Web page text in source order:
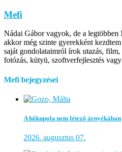
Mefi
Nádai Gábor vagyok, de a
akkor még szinte gyerekként
saját gondolataimról írok utazás,
fotózás, kütyü, szoftverfejlesztés
Mefi bejegyzései
A hőkupola nem létező árnyékában
2026. augusztus 07.